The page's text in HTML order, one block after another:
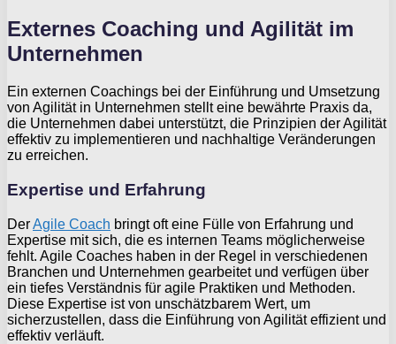
Externes Coaching und Agilität im
Unternehmen
Ein externen Coachings bei der Einführung und Umsetzung
von Agilität in Unternehmen stellt eine bewährte Praxis da,
die Unternehmen dabei unterstützt, die Prinzipien der Agilität
effektiv zu implementieren und nachhaltige Veränderungen
zu erreichen.
Expertise und Erfahrung
DerAgile Coach bringt oft eine Fülle von Erfahrung und
Expertise mit sich, die es internen Teams möglicherweise
fehlt. Agile Coaches haben in der Regel in verschiedenen
Branchen und Unternehmen gearbeitet und verfügen über
ein tiefes Verständnis für agile Praktiken und Methoden.
Diese Expertise ist von unschätzbarem Wert, um
sicherzustellen, dass die Einführung von Agilität effizient und
effektiv verläuft.